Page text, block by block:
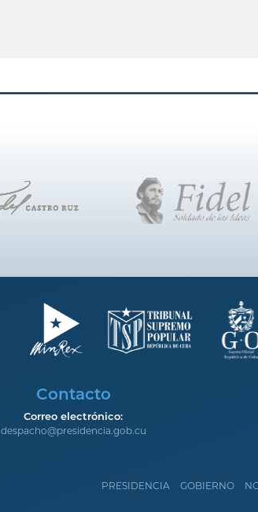
Contacto
Correo electrónico:
despacho@presidencia.gob.cu
PRESIDENCIA GOBIERNO